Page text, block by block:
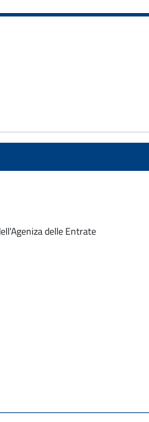
delle Entrate